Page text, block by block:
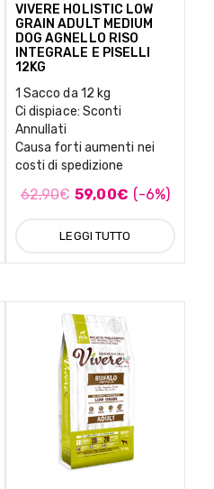
VIVERE HOLISTIC LOW
GRAIN ADULT MEDIUM
DOG AGNELLO RISO
INTEGRALE E PISELLI
12KG
1 Sacco da 12 kg
Ci dispiace: Sconti
Annullati
Causa forti aumenti nei
costi di spedizione
62,90€ 59,00€ (-6%)
LEGGI TUTTO